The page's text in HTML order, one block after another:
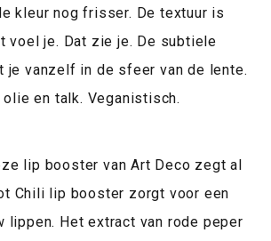
kleur nog frisser. De textuur is
voel je. Dat zie je. De subtiele
je vanzelf in de sfeer van de lente.
en talk. Veganistisch.
lip booster van Art Deco zegt al
Chili lip booster zorgt voor een
lippen. Het extract van rode peper